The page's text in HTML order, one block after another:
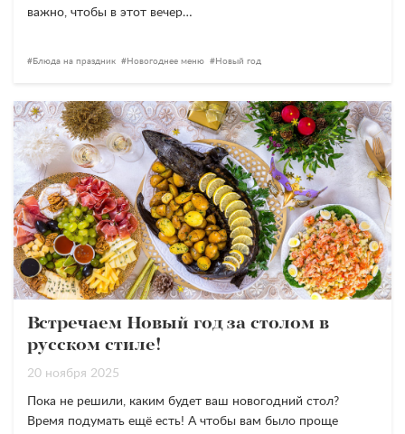
важно, чтобы в этот вечер…
Блюда на праздник Новогоднее меню Новый год
Встречаем Новый год за столом в
русском стиле!
20 ноября 2025
Пока не решили, каким будет ваш новогодний стол?
Время подумать ещё есть! А чтобы вам было проще